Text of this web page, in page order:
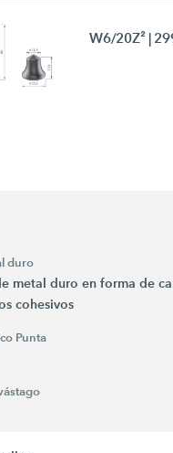
W6/20Z² |
duro
metal duro en forma de
cohesivos
Punta